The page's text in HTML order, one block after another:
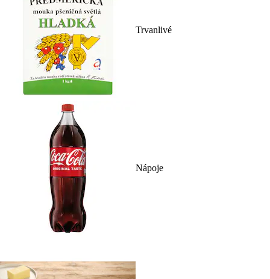
Trvanlivé
Nápoje